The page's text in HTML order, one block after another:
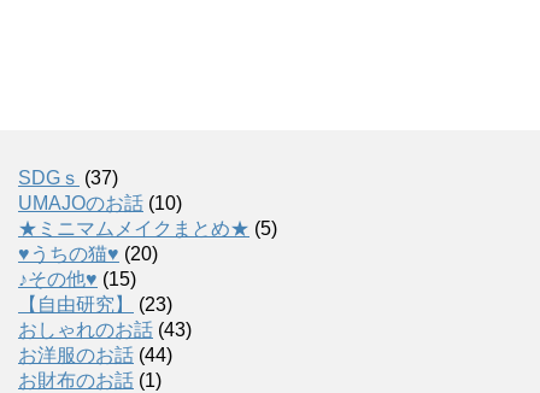
SDGｓ (37)
UMAJOのお話 (10)
★ミニマムメイクまとめ★ (5)
♥うちの猫♥ (20)
♪その他♥ (15)
【自由研究】
(23)
おしゃれのお話 (43)
お洋服のお話 (44)
お財布のお話 (1)